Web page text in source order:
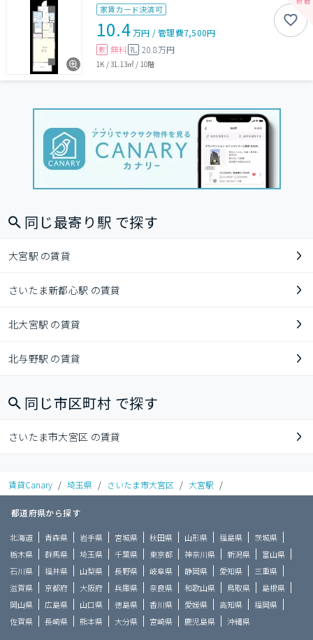
家賃カード決済可
10.4万円 /管理費7,500円
敷 無料 礼 20.8万円
1K /31.13㎡ / 10階
同じ最寄り駅 で探す
大宮駅 の賃貸
さいたま新都心駅 の賃貸
北大宮駅 の賃貸
北与野駅 の賃貸
同じ市区町村 で探す
さいたま市大宮区 の賃貸
賃貸Canary / 埼玉県 / さいたま市大宮区 / 大宮駅 /
都道府県から探す
北海道 青森県 岩手県 宮城県 秋田県 山形県 福島県
茨城県
栃木県
群馬県 埼玉県 千葉県 東京都 神奈川県 新潟県
富山県
石川県
福井県 山梨県 長野県 岐阜県 静岡県 愛知県
三重県
滋賀県
京都府 大阪府 兵庫県 奈良県 和歌山県 鳥取県
島根県
岡山県
広島県 山口県 徳島県 香川県 愛媛県 高知県
福岡県
佐賀県
長崎県 熊本県 大分県 宮崎県 鹿児島県 沖縄県